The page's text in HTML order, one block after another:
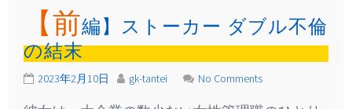
【前編】ストーカー ダブル不倫
の結末
2023年2月10日 gk-tantei No Comments